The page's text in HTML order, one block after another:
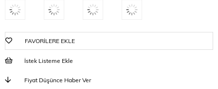
FAVORILERE EKLE
İstek Listeme Ekle
Fiyat Düşünce Haber Ver